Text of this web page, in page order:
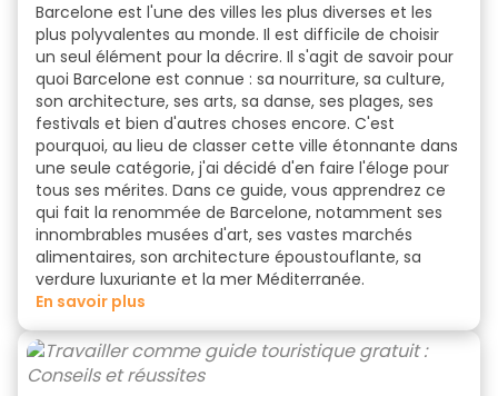
Barcelone est l'une des villes les plus diverses et les
plus polyvalentes au monde. Il est difficile de choisir
un seul élément pour la décrire. Il s'agit de savoir pour
quoi Barcelone est connue : sa nourriture, sa culture,
son architecture, ses arts, sa danse, ses plages, ses
festivals et bien d'autres choses encore. C'est
pourquoi, au lieu de classer cette ville étonnante dans
une seule catégorie, j'ai décidé d'en faire l'éloge pour
tous ses mérites. Dans ce guide, vous apprendrez ce
qui fait la renommée de Barcelone, notamment ses
innombrables musées d'art, ses vastes marchés
alimentaires, son architecture époustouflante, sa
verdure luxuriante et la mer Méditerranée.
en savoir plus